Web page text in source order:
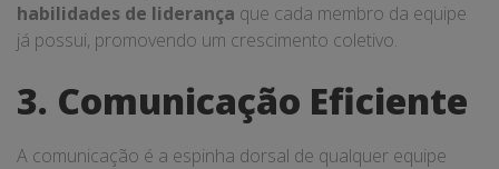
habilidades de liderança que cada membro da equipe
já possui, promovendo um crescimento coletivo.
3. Comunicação Eficiente
A comunicação é a espinha dorsal de qualquer equipe